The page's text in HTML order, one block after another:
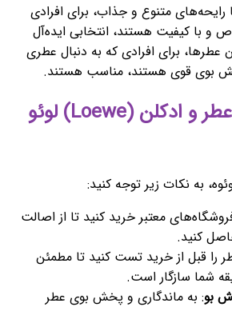
رایحه‌های متنوع و جذاب، برای افرادی
و با کیفیت هستند، انتخابی ایده‌آل
برای افرادی که به دنبال عطری
بوی قوی هستند، مناسب هستند.
راهنمای خرید عطر و ادکلن (Loewe) لوئو
به نکات زیر توجه کنید:
معتبر خرید کنید تا از اصالت
کنید.
را قبل از خرید تست کنید تا مطمئن
شما سازگار است.
بو: به ماندگاری و پخش بوی عطر